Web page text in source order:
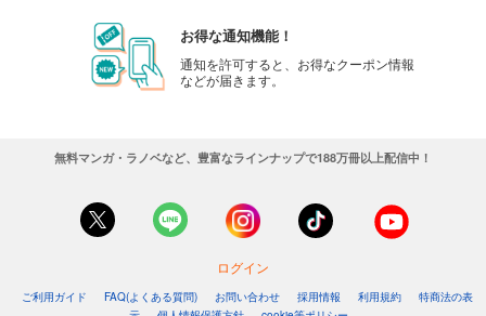
お得な通知機能！
通知を許可すると、お得なクーポン情報
などが届きます。
無料マンガ・ラノベなど、豊富なラインナップで188万冊以上配信中！
ログイン
ご利用ガイド FAQ(よくある質問) お問い合わせ 採用情報 利用規約
特商法の表